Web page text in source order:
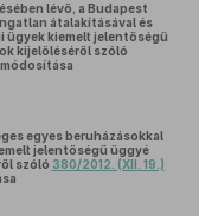
lévő, a Budapest
átalakításával és
kiemelt jelentőségű
kijelöléséről szóló
módosítása
egyes beruházásokkal
jelentőségű üggyé
szóló 380/2012. (XII. 19.)